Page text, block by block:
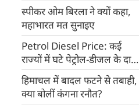
स्पीकर ओम बिरला ने क्यों कहा,
महाभारत मत सुनाइए
Petrol Diesel Price: कई
राज्यों में घटे पेट्रोल-डीजल के दाम,
जानें आपके राज्य में क्या हैं दाम?
हिमाचल में बादल फटने से तबाही,
क्या बोलीं कंगना रनौत?